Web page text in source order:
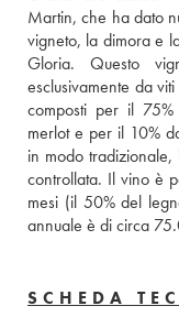
Martin, che ha dato
vigneto, la dimora e
Gloria. Questo
esclusivamente da
composti per il
merlot e per il 10%
in modo
controllata. Il vino è
mesi (il 50% del
annuale è di circa
SCHEDA